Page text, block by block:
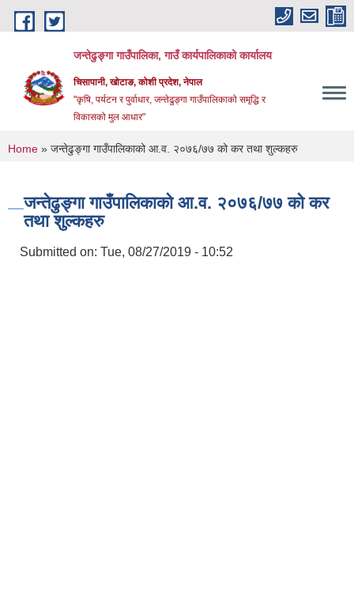
Skip to main content
जन्तेढुङ्गा गाउँपालिका, गाउँ कार्यपालिकाको कार्यालय
चिसापानी, खोटाङ, कोशी प्रदेश, नेपाल
"कृषि, पर्यटन र पुर्वाधार, जन्तेढुङ्गा गाउँपालिकाको समृद्धि र
विकासको मुल आधार"
You are here
Home » जन्तेढुङ्गा गाउँपालिकाको आ.व. २०७६/७७ को कर तथा शुल्कहरु
जन्तेढुङ्गा गाउँपालिकाको आ.व. २०७६/७७ को कर
तथा शुल्कहरु
Submitted on: Tue, 08/27/2019 - 10:52